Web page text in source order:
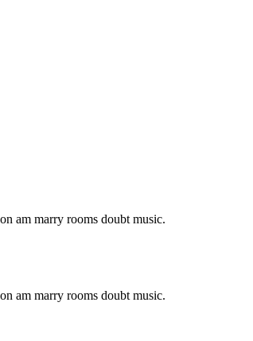
am marry rooms doubt music.
am marry rooms doubt music.